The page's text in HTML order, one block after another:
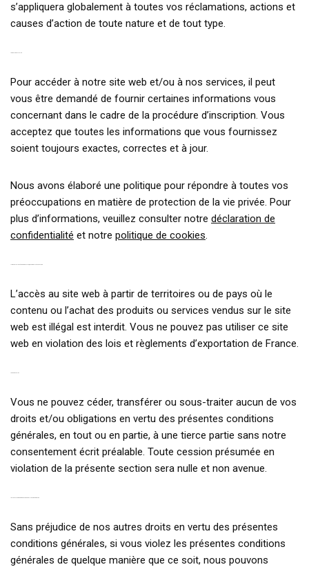
s’appliquera globalement à toutes vos réclamations, actions et
causes d’action de toute nature et de tout type.
Pour accéder à notre site web et/ou à nos services, il peut
vous être demandé de fournir certaines informations vous
concernant dans le cadre de la procédure d’inscription. Vous
acceptez que toutes les informations que vous fournissez
soient toujours exactes, correctes et à jour.
Nous avons élaboré une politique pour répondre à toutes vos
préoccupations en matière de protection de la vie privée. Pour
plus d’informations, veuillez consulter notre déclaration de
confidentialité et notre politique de cookies.
L’accès au site web à partir de territoires ou de pays où le
contenu ou l’achat des produits ou services vendus sur le site
web est illégal est interdit. Vous ne pouvez pas utiliser ce site
web en violation des lois et règlements d’exportation de France.
Vous ne pouvez céder, transférer ou sous-traiter aucun de vos
droits et/ou obligations en vertu des présentes conditions
générales, en tout ou en partie, à une tierce partie sans notre
consentement écrit préalable. Toute cession présumée en
violation de la présente section sera nulle et non avenue.
Sans préjudice de nos autres droits en vertu des présentes
conditions générales, si vous violez les présentes conditions
générales de quelque manière que ce soit, nous pouvons